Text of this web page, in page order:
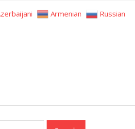
Armenian Russian